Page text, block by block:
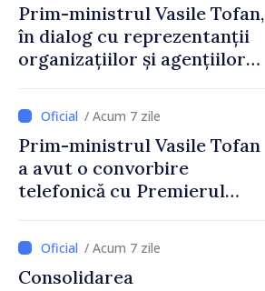
Prim-ministrul Vasile Tofan,
în dialog cu reprezentanții
organizațiilor și agențiilor
Moldova
/ Acum 7 zile
Prim-ministrul Vasile Tofan
a avut o convorbire
telefonică cu Premierul
/ Acum 7 zile
Consolidarea